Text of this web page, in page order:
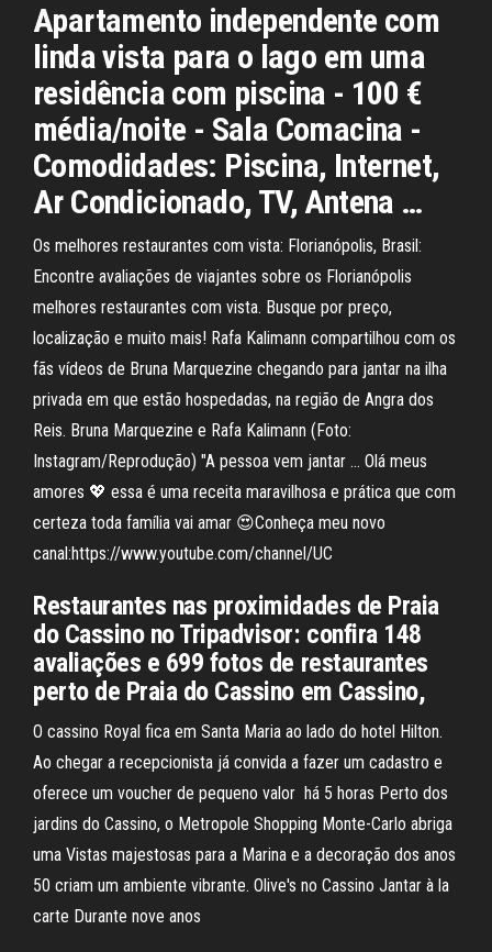
Apartamento independente com
linda vista para o lago em uma
residência com piscina - 100 €
média/noite - Sala Comacina -
Comodidades: Piscina, Internet,
Ar Condicionado, TV, Antena …
Os melhores restaurantes com vista: Florianópolis, Brasil:
Encontre avaliações de viajantes sobre os Florianópolis
melhores restaurantes com vista. Busque por preço,
localização e muito mais! Rafa Kalimann compartilhou com os
fãs vídeos de Bruna Marquezine chegando para jantar na ilha
privada em que estão hospedadas, na região de Angra dos
Reis. Bruna Marquezine e Rafa Kalimann (Foto:
Instagram/Reprodução) "A pessoa vem jantar … Olá meus
amores 💖 essa é uma receita maravilhosa e prática que com
certeza toda família vai amar 😍Conheça meu novo
canal:https://www.youtube.com/channel/UC
Restaurantes nas proximidades de Praia
do Cassino no Tripadvisor: confira 148
avaliações e 699 fotos de restaurantes
perto de Praia do Cassino em Cassino,
O cassino Royal fica em Santa Maria ao lado do hotel Hilton.
Ao chegar a recepcionista já convida a fazer um cadastro e
oferece um voucher de pequeno valor há 5 horas Perto dos
jardins do Cassino, o Metropole Shopping Monte-Carlo abriga
uma Vistas majestosas para a Marina e a decoração dos anos
50 criam um ambiente vibrante. Olive's no Cassino Jantar à la
carte Durante nove anos